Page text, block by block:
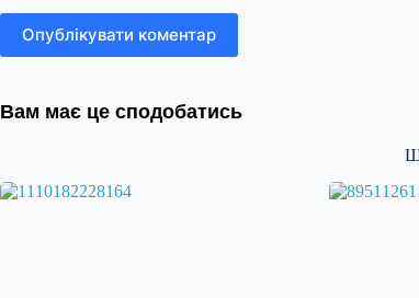
Опублікувати коментар
Вам має це сподобатись